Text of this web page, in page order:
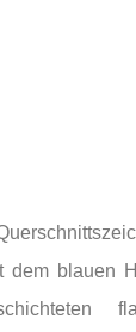
dem blauen